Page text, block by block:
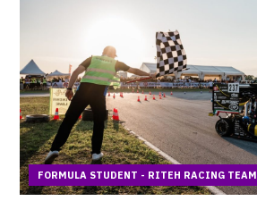
FORMULA STUDENT - RITEH RACING TEAM